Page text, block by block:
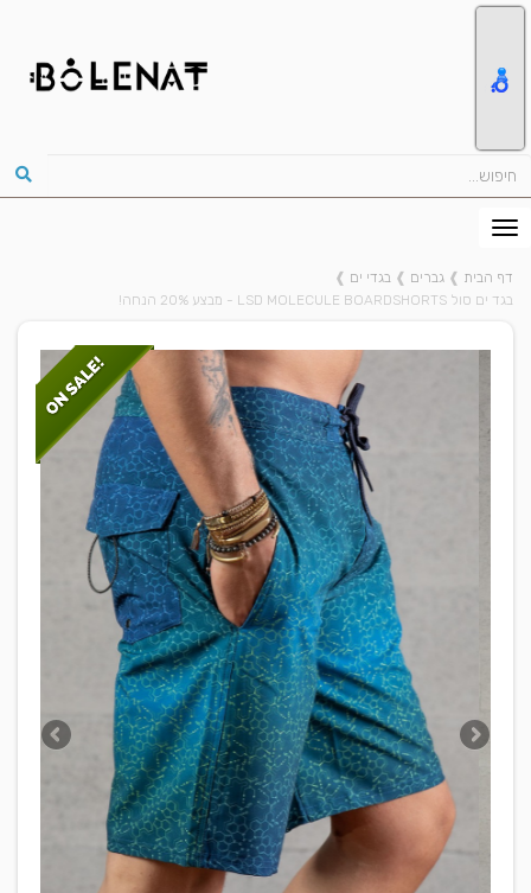
דף הבית ❱ גברים ❱ בגדי ים ❱
בגד ים סול LSD MOLECULE BOARDSHORTS - מבצע 20% הנחה!